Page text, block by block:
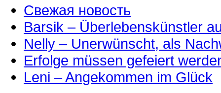
Свежая новость
Barsik – Überlebenskünstler
Nelly – Unerwünscht, als
Erfolge müssen gefeiert
Leni – Angekommen im Glück